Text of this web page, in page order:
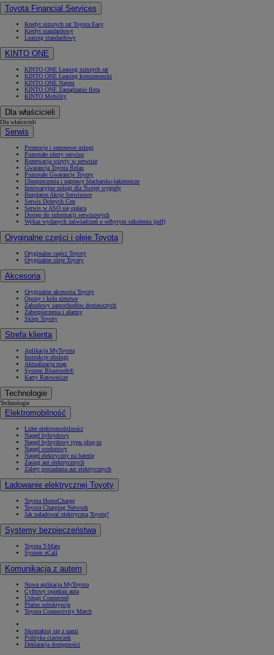
Toyota Financial Services
Kredyt niższych rat Toyota Easy
Kredyt standardowy
Leasing standardowy
KINTO ONE
KINTO ONE Leasing niższych rat
KINTO ONE Leasing konsumencki
KINTO ONE Najem
KINTO ONE Zarządzanie flotą
KINTO Mobility
Dla właścicieli
Dla właścicieli
Serwis
Promocje i sezonowe usługi
Pozostałe oferty serwisu
Rezerwacja wizyty w serwisie
Gwarancja Toyota Relax
Pozostałe Gwarancje Toyoty
Ubezpieczenia i naprawy blacharsko-lakiernicze
Innowacyjne usługi dla Twojej wygody
Bezpłatne Akcje Serwisowe
Serwis Dobrych Cen
Serwis w ASO się opłaca
Dostęp do informacji serwisowych
Wykaz wydanych zaświadczeń o odbytym szkoleniu (pdf)
Oryginalne części i oleje Toyota
Oryginalne części Toyoty
Oryginalne oleje Toyoty
Akcesoria
Oryginalne akcesoria Toyoty
Opony i koła zimowe
Zabudowy samochodów dostawczych
Zabezpieczenia i alarmy
Sklep Toyoty
Strefa klienta
Aplikacja MyToyota
Instrukcje obsługi
Aktualizacja map
System Bluetooth®
Karty Ratownicze
Technologie
Technologie
Elektromobilność
Lider elektromobilności
Napęd hybrydowy
Napęd hybrydowy typu plug-in
Napęd wodorowy
Napęd elektryczny na baterię
Zasięg aut elektrycznych
Zalety posiadania aut elektrycznych
Ładowanie elektrycznej Toyoty
Toyota HomeCharge
Toyota Charging Network
Jak naładować elektryczną Toyotę?
Systemy bezpieczeństwa
Toyota T-Mate
System eCall
Komunikacja z autem
Nowa aplikacja MyToyota
Cyfrowy opiekun auta
Usługi Connected
Płatne subskrypcje
Toyota Connectivity Match
Skontaktuj się z nami
Polityka ciasteczek
Deklaracja dostępności